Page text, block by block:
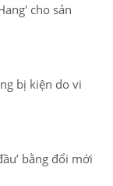
cho sản
bị kiện do vi
bằng đổi mới